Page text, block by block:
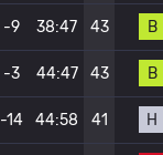
-9 38:47 43 В
-3 44:47 43 В
-14 44:58 41 Н